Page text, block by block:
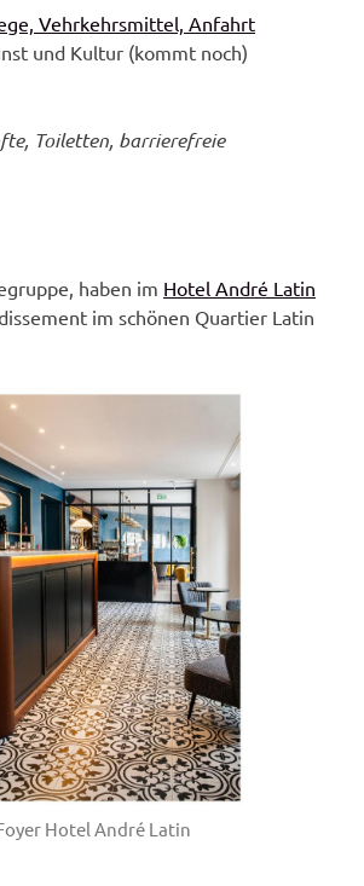
Vehrkehrsmittel, Anfahrt
und Kultur (kommt noch)
Toiletten, barrierefreie
haben im Hotel André Latin
im schönen Quartier Latin
Hotel André Latin